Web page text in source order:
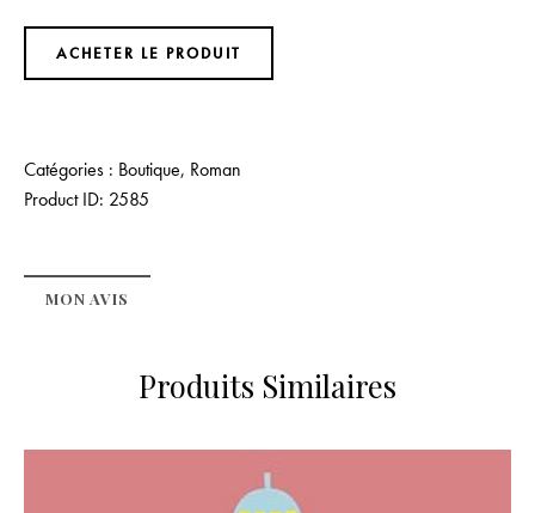
ACHETER LE PRODUIT
Catégories : Boutique, Roman
Product ID: 2585
MON AVIS
Produits Similaires